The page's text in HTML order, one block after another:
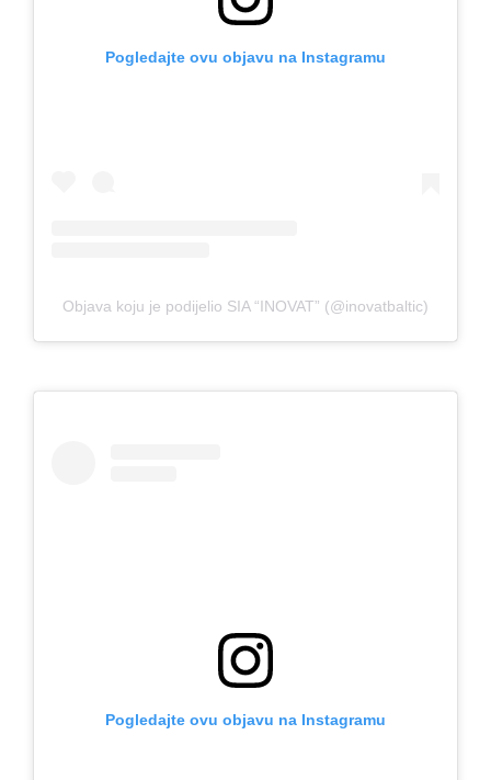
Pogledajte ovu objavu na Instagramu
Objava koju je podijelio SIA “INOVAT” (@inovatbaltic)
Pogledajte ovu objavu na Instagramu